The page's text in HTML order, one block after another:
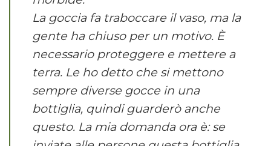
La goccia fa traboccare il vaso, ma la
gente ha chiuso per un motivo. È
necessario proteggere e mettere a
terra. Le ho detto che si mettono
sempre diverse gocce in una
bottiglia, quindi guarderò anche
questo. La mia domanda ora è: se